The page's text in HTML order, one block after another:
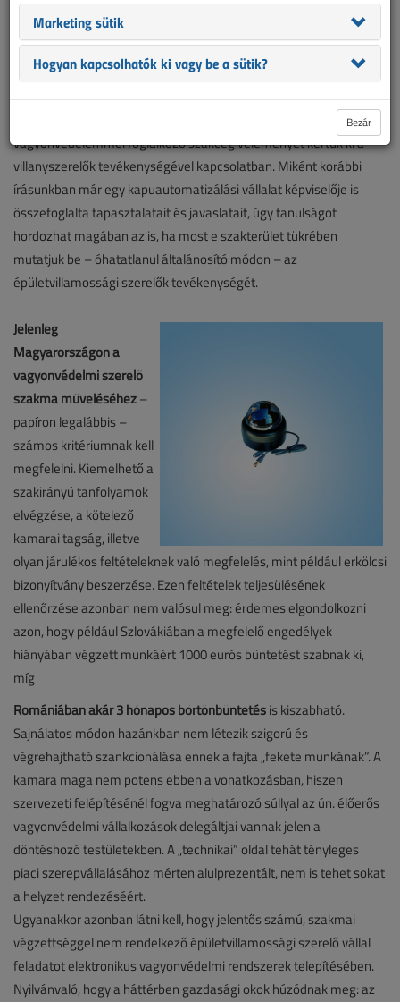
villanyszerelők tevékenységével kapcsolatban. Miként korábbi
írásunkban már egy kapuautomatizálási vállalat képviselője is
összefoglalta ta...
vagyonvédelemmel foglalkozó szakcég véleményét kértük ki a
villanyszerelők tevékenységével kapcsolatban. Miként korábbi
írásunkban már egy kapuautomatizálási vállalat képviselője is
összefoglalta tapasztalatait és javaslatait, úgy tanulságot
hordozhat magában az is, ha most e szakterület tükrében
mutatjuk be – óhatatlanul általánosító módon – az
épületvillamossági szerelők tevékenységét.
Jelenleg
Magyarországon a
vagyonvédelmi szerelő
szakma műveléséhez–
papíron legalábbis –
számos kritériumnak kell
megfelelni. Kiemelhető a
szakirányú tanfolyamok
elvégzése, a kötelező
kamarai tagság, illetve
olyan járulékos feltételeknek való megfelelés, mint például erkölcsi
bizonyítvány beszerzése. Ezen feltételek teljesülésének
ellenőrzése azonban nem valósul meg: érdemes elgondolkozni
azon, hogy például Szlovákiában a megfelelő engedélyek
hiányában végzett munkáért 1000 eurós büntetést szabnak ki,
míg
Romániában akár 3 hónapos börtönbüntetésis kiszabható.
Sajnálatos módon hazánkban nem létezik szigorú és
végrehajtható szankcionálása ennek a fajta „fekete munkának”. A
kamara maga nem potens ebben a vonatkozásban, hiszen
szervezeti felépítésénél fogva meghatározó súllyal az ún. élőerős
vagyonvédelmi vállalkozások delegáltjai vannak jelen a
döntéshozó testületekben. A „technikai” oldal tehát tényleges
piaci szerepvállalásához mérten alulprezentált, nem is tehet sokat
a helyzet rendezéséért.
Ugyanakkor azonban látni kell, hogy jelentős számú, szakmai
végzettséggel nem rendelkező épületvillamossági szerelő vállal
feladatot elektronikus vagyonvédelmi rendszerek telepítésében.
Nyilvánvaló, hogy a háttérben gazdasági okok húzódnak meg: az
Marketing sütik
Hogyan kapcsolhatók ki vagy be a sütik?
Bezár